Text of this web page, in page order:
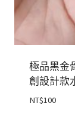
極品黑金
創設計款
NT$100